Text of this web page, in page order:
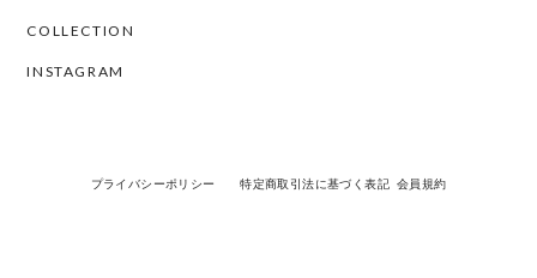
COLLECTION
INSTAGRAM
プライバシーポリシー 特定商取引法に基づく表記 会員規約